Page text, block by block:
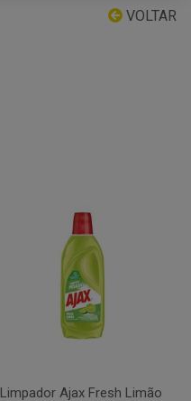
VOLTAR
Limpador Ajax Fresh Limão